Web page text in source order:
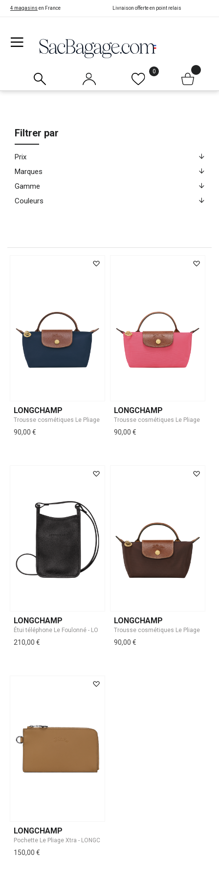
4 magasins en France Livraison offerte en point relais
0
LONGCHAMP
90,00 €
LONGCHAMP
90,00 €
LONGCHAMP
210,00 €
LONGCHAMP
90,00 €
LONGCHAMP
150,00 €
Filtrer par
Prix
Marques
Gamme
Couleurs